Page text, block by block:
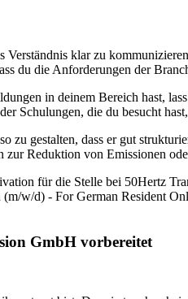
klar zu
du die Anforderungen der
in deinem Bereich hast,
Schulungen, die du besucht
zu gestalten, dass er gut
Reduktion von Emissionen
für die Stelle bei 50Hertz
w/d) - For German Resident
GmbH vorbereitet